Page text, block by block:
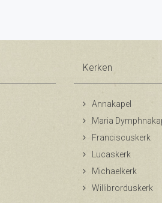
Kerken
Annakapel
Maria
Franciscuskerk
Lucaskerk
Michaelkerk
Willibrorduskerk